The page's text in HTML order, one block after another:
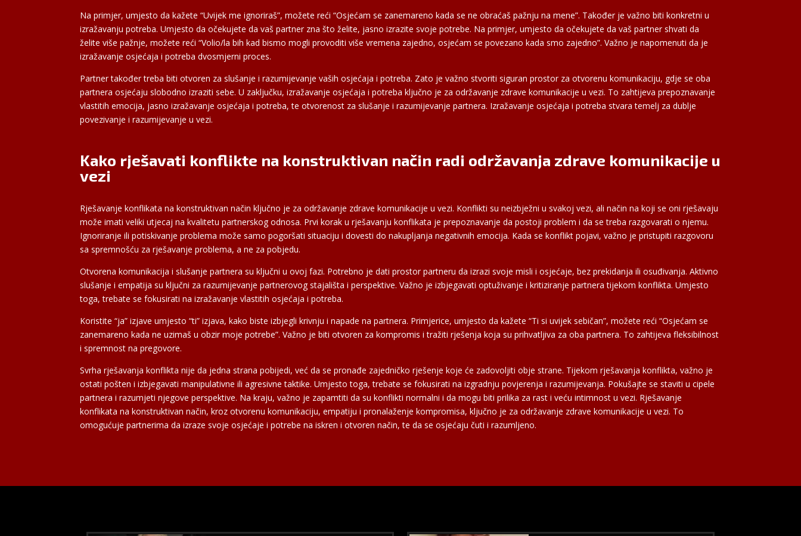
Na primjer, umjesto da kažete “Uvijek me ignoriraš”, možete reći “Osjećam se zanemareno kada se ne obraćaš pažnju na mene”. Također je važno biti konkretni u
izražavanju potreba. Umjesto da očekujete da vaš partner zna što želite, jasno izrazite svoje potrebe. Na primjer, umjesto da očekujete da vaš partner shvati da
želite više pažnje, možete reći “Volio/la bih kad bismo mogli provoditi više vremena zajedno, osjećam se povezano kada smo zajedno”. Važno je napomenuti da je
izražavanje osjećaja i potreba dvosmjerni proces.
Partner također treba biti otvoren za slušanje i razumijevanje vaših osjećaja i potreba. Zato je važno stvoriti siguran prostor za otvorenu komunikaciju, gdje se oba
partnera osjećaju slobodno izraziti sebe. U zaključku, izražavanje osjećaja i potreba ključno je za održavanje zdrave komunikacije u vezi. To zahtijeva prepoznavanje
vlastitih emocija, jasno izražavanje osjećaja i potreba, te otvorenost za slušanje i razumijevanje partnera. Izražavanje osjećaja i potreba stvara temelj za dublje
povezivanje i razumijevanje u vezi.
Kako rješavati konflikte na konstruktivan način radi održavanja zdrave komunikacije u
vezi
Rješavanje konflikata na konstruktivan način ključno je za održavanje zdrave komunikacije u vezi. Konflikti su neizbježni u svakoj vezi, ali način na koji se oni rješavaju
može imati veliki utjecaj na kvalitetu partnerskog odnosa. Prvi korak u rješavanju konflikata je prepoznavanje da postoji problem i da se treba razgovarati o njemu.
Ignoriranje ili potiskivanje problema može samo pogoršati situaciju i dovesti do nakupljanja negativnih emocija. Kada se konflikt pojavi, važno je pristupiti razgovoru
sa spremnošću za rješavanje problema, a ne za pobjedu.
Otvorena komunikacija i slušanje partnera su ključni u ovoj fazi. Potrebno je dati prostor partneru da izrazi svoje misli i osjećaje, bez prekidanja ili osuđivanja. Aktivno
slušanje i empatija su ključni za razumijevanje partnerovog stajališta i perspektive. Važno je izbjegavati optuživanje i kritiziranje partnera tijekom konflikta. Umjesto
toga, trebate se fokusirati na izražavanje vlastitih osjećaja i potreba.
Koristite “ja” izjave umjesto “ti” izjava, kako biste izbjegli krivnju i napade na partnera. Primjerice, umjesto da kažete “Ti si uvijek sebičan”, možete reći “Osjećam se
zanemareno kada ne uzimaš u obzir moje potrebe”. Važno je biti otvoren za kompromis i tražiti rješenja koja su prihvatljiva za oba partnera. To zahtijeva fleksibilnost
i spremnost na pregovore.
Svrha rješavanja konflikta nije da jedna strana pobijedi, već da se pronađe zajedničko rješenje koje će zadovoljiti obje strane. Tijekom rješavanja konflikta, važno je
ostati pošten i izbjegavati manipulativne ili agresivne taktike. Umjesto toga, trebate se fokusirati na izgradnju povjerenja i razumijevanja. Pokušajte se staviti u cipele
partnera i razumjeti njegove perspektive. Na kraju, važno je zapamtiti da su konflikti normalni i da mogu biti prilika za rast i veću intimnost u vezi. Rješavanje
konflikata na konstruktivan način, kroz otvorenu komunikaciju, empatiju i pronalaženje kompromisa, ključno je za održavanje zdrave komunikacije u vezi. To
omogućuje partnerima da izraze svoje osjećaje i potrebe na iskren i otvoren način, te da se osjećaju čuti i razumljeno.